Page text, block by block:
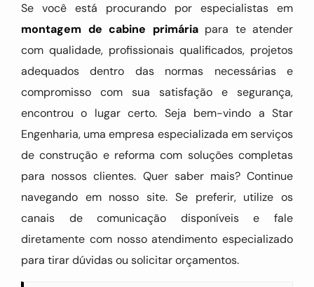
Se você está procurando por especialistas em
montagem de cabine primáriapara te atender
com qualidade, profissionais qualificados, projetos
adequados dentro das normas necessárias e
compromisso com sua satisfação e segurança,
encontrou o lugar certo. Seja bem-vindo a Star
Engenharia, uma empresa especializada em serviços
de construção e reforma com soluções completas
para nossos clientes. Quer saber mais? Continue
navegando em nosso site. Se preferir, utilize os
canais de comunicação disponíveis e fale
diretamente com nosso atendimento especializado
para tirar dúvidas ou solicitar orçamentos.